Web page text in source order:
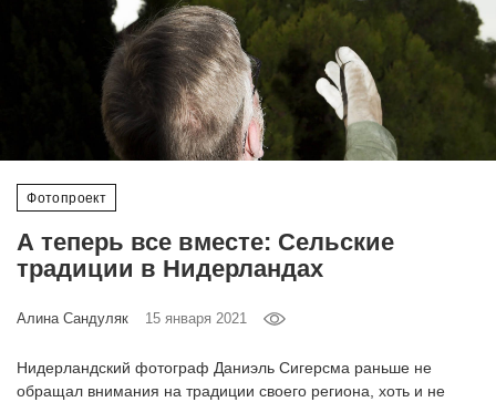
Фотопроект
А теперь все вместе: Сельские
традиции в Нидерландах
Алина Сандуляк 15 января 2021
Нидерландский фотограф Даниэль Сигерсма раньше не
обращал внимания на традиции своего региона, хоть и не